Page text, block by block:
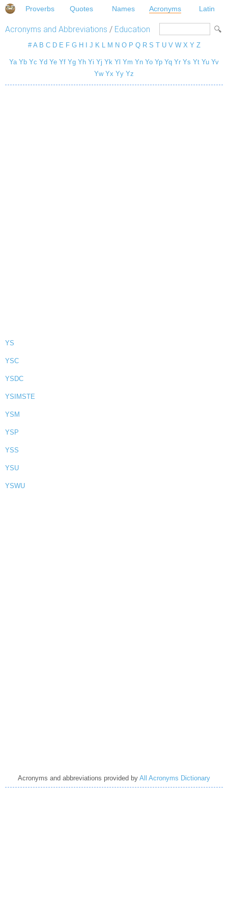
Proverbs Quotes Names Acronyms Latin
Acronyms and Abbreviations / Education
# A B C D E F G H J K L M N O P Q R S T U V W X Y Z
Ya Yb Yc Yd Ye Yf Yg Yh Yi Yj Yk Yl Ym Yn Yo Yp Yq Yr Ys Yt Yu Yv
Yw Yx Yy Yz
YS
YSC
YSDC
YSIMSTE
YSM
YSP
YSS
YSU
YSWU
Acronyms and abbreviations provided by All Acronyms Dictionary